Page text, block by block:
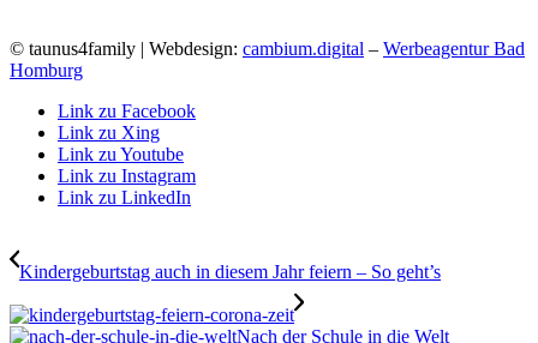
© taunus4family | Webdesign: cambium.digital – Werbeagentur Bad
Homburg
Link zu Facebook
Link zu Xing
Link zu Youtube
Link zu Instagram
Link zu LinkedIn
Kindergeburtstag auch in diesem Jahr feiern – So geht’s
Nach der Schule in die Welt